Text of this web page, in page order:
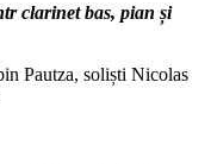
clarinet bas, pian și
Pautza, soliști Nicolas